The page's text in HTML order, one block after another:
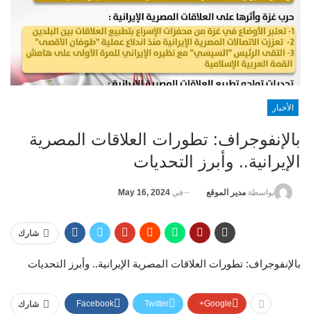
الأخبار
بالإنفوجراف: تطورات العلاقات المصرية
الإيرانية.. وأبرز التحديات
بواسطة مدير الموقع في May 16, 2024
شارك
بالإنفوجراف: تطورات العلاقات المصرية الإيرانية.. وأبرز التحديات
شارك Facebook Twitter Google+